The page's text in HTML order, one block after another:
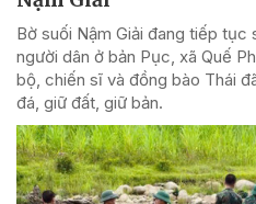
Bờ suối Nậm Giải đang tiếp
người dân ở bản Pục, xã Quế
bộ, chiến sĩ và đồng bào Thái
đá, giữ đất, giữ bản.